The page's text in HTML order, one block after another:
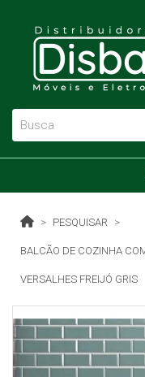
PESQUISAR
BALCÃO DE COZINHA
VERSALHES FREIJÓ GRIS